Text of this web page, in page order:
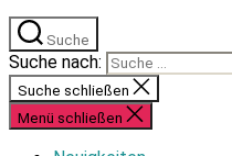
Suche
Suche nach:
Suche schließen
Menü schließen